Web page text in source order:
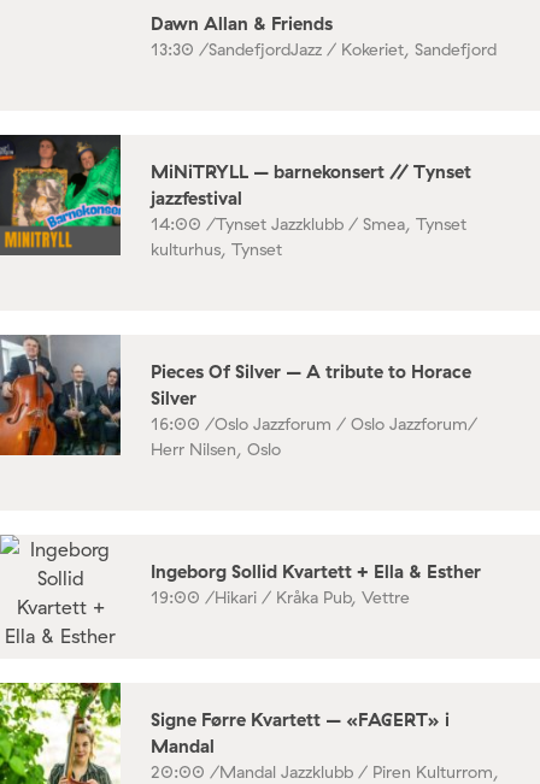
Dawn Allan & Friends
13:30 /SandefjordJazz / Kokeriet, Sandefjord
MiNiTRYLL – barnekonsert // Tynset
jazzfestival
14:00 /Tynset Jazzklubb / Smea, Tynset
kulturhus, Tynset
Pieces Of Silver – A tribute to Horace
Silver
16:00 /Oslo Jazzforum / Oslo Jazzforum/
Herr Nilsen, Oslo
Ingeborg Sollid Kvartett + Ella & Esther
19:00 /Hikari / Kråka Pub, Vettre
Signe Førre Kvartett – «FAGERT» i
Mandal
20:00 /Mandal Jazzklubb / Piren Kulturrom,